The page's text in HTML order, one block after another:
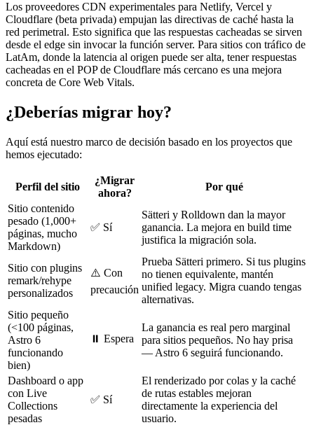
Los proveedores CDN experimentales para Netlify, Vercel y
Cloudflare (beta privada) empujan las directivas de caché hasta la
red perimetral. Esto significa que las respuestas cacheadas se sirven
desde el edge sin invocar la función server. Para sitios con tráfico de
LatAm, donde la latencia al origen puede ser alta, tener respuestas
cacheadas en el POP de Cloudflare más cercano es una mejora
concreta de Core Web Vitals.
¿Deberías migrar hoy?
Aquí está nuestro marco de decisión basado en los proyectos que
hemos ejecutado:
Perfil del sitio
¿Migrar
ahora?
Por qué
Sitio contenido
pesado (1,000+
páginas, mucho
Markdown)
✅ Sí
Sätteri y Rolldown dan la mayor
ganancia. La mejora en build time
justifica la migración sola.
Sitio con plugins
remark/rehype
personalizados
⚠️ Con
precaución
Prueba Sätteri primero. Si tus plugins
no tienen equivalente, mantén
unified legacy. Migra cuando tengas
alternativas.
Sitio pequeño
(<100 páginas,
Astro 6
funcionando
bien)
⏸️ Espera
La ganancia es real pero marginal
para sitios pequeños. No hay prisa
— Astro 6 seguirá funcionando.
Dashboard o app
con Live
Collections
pesadas
✅ Sí
El renderizado por colas y la caché
de rutas estables mejoran
directamente la experiencia del
usuario.